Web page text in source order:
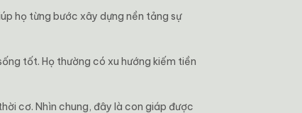
họ từng bước xây dựng nền tảng sự
tốt. Họ thường có xu hướng kiếm tiền
cơ. Nhìn chung, đây là con giáp được